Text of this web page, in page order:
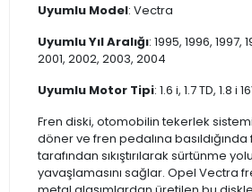
Uyumlu Model: Vectra
Uyumlu Yıl Aralığı: 1995, 1996, 1997,
2001, 2002, 2003, 2004
Uyumlu Motor Tipi: 1.6 i, 1.7 TD, 1.8 i
Fren diski, otomobilin tekerlek
döner ve fren pedalına
tarafından sıkıştırılarak sürtünme
yavaşlamasını sağlar. Opel Vectra